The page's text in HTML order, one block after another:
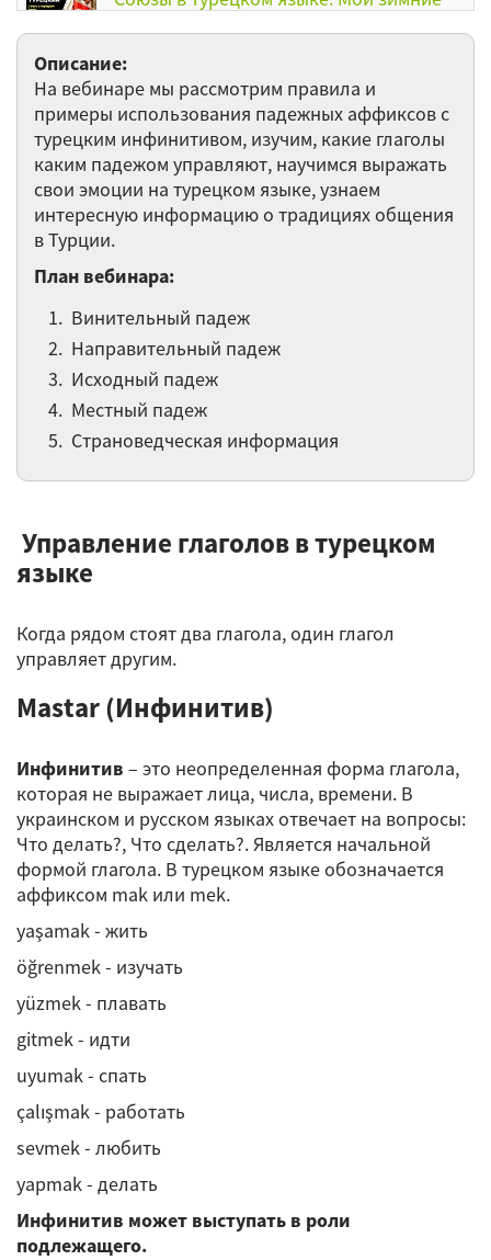
Указательные местоимения в турецком
языке. Мой дом.
Прямая речь в турецком предложении
Выражение субъективной модальности
с помощью аффикса -mış
Прошедшее субъективное время на -
mış. Belirsiz Geçmiş Zaman
Числительные в турецком языке.
Единственное и множественное число.
Остальные 24 вебинаров категории Турецкий
Описание:
На вебинаре мы рассмотрим правила и
примеры использования падежных аффиксов с
турецким инфинитивом, изучим, какие глаголы
каким падежом управляют, научимся выражать
свои эмоции на турецком языке, узнаем
интересную информацию о традициях общения
в Турции.
План вебинара:
Винительный падеж
Направительный падеж
Исходный падеж
Местный падеж
Страноведческая информация
Управление глаголов в турецком
языке
Когда рядом стоят два глагола, один глагол
управляет другим.
Mastar (Инфинитив)
Инфинитив – это неопределенная форма глагола,
которая не выражает лица, числа, времени. В
украинском и русском языках отвечает на вопросы:
Что делать?, Что сделать?. Является начальной
формой глагола. В турецком языке обозначается
аффиксом mak или mek.
yaşamak - жить
öğrenmek - изучать
yüzmek - плавать
gitmek - идти
uyumak - спать
çalışmak - работать
sevmek - любить
yapmak - делать
Инфинитив может выступать в роли
подлежащего.